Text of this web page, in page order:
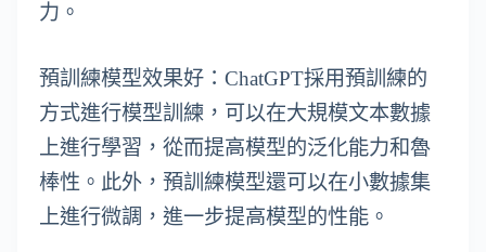
力。
預訓練模型效果好：ChatGPT採用預訓練的
方式進行模型訓練，可以在大規模文本數據
上進行學習，從而提高模型的泛化能力和魯
棒性。此外，預訓練模型還可以在小數據集
上進行微調，進一步提高模型的性能。